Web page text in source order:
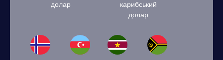
долар
карибський
долар